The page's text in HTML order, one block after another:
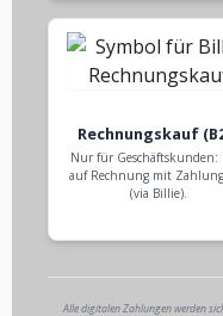
Rechnungskauf
Nur für Geschäftskunden:
auf Rechnung mit
(via Billie).
Alle digitalen Zahlungen werden